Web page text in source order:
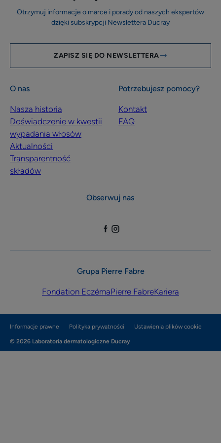
Otrzymuj informacje o marce i porady od naszych ekspertów
dzięki subskrypcji Newslettera Ducray
ZAPISZ SIĘ DO NEWSLETTERA
O nas
Nasza historia
Doświadczenie w kwestii
wypadania włosów
Aktualności
Transparentność
składów
Potrzebujesz pomocy?
Kontakt
FAQ
Obserwuj nas
Grupa Pierre Fabre
Fondation EczémaPierre FabreKariera
Informacje prawne Polityka prywatności Ustawienia plików cookie
© 2026 Laboratoria dermatologiczne Ducray